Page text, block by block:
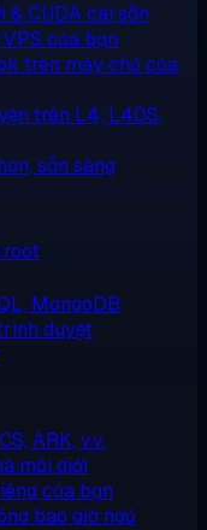
& CUDA cài sẵn
của bạn
trên máy chủ của
trên L4, L40S,
sẵn sàng
root
MongoDB
duyệt
ARK, v.v.
môi giới
của bạn
bao giờ ngủ